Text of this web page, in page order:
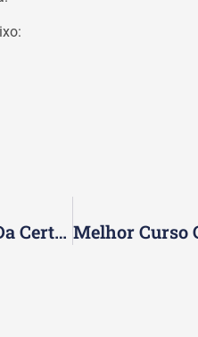
Módulos CPA 20: O Que É E Como Aborda Os Pilares Da Certificação